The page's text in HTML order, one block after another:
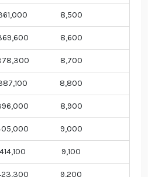
8,500
8,600
8,700
8,800
8,900
9,000
414,100 9,100
9,200